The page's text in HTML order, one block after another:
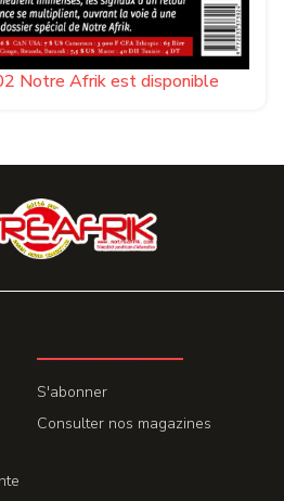
Notre Afrik est disponible
S'abonner
Consulter nos magazines